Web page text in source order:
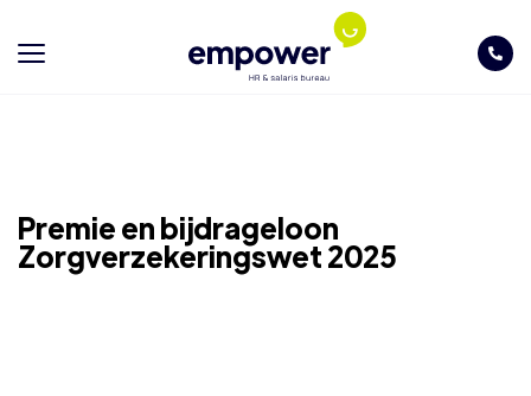
Premie en bijdrageloon
Zorgverzekeringswet 2025